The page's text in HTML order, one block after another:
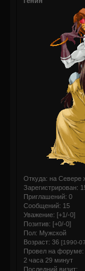
Откуда: на Севере
Зарегистрирован:
Приглашений: 0
Сообщений: 15
Уважение: [+1/-0]
Позитив: [+0/-0]
Пол: Мужской
Возраст: 36 [1990-
Провел на форуме:
2 часа 29 минут
Последний визит: